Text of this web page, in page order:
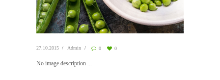
27.10.2015 Admin 0 0
No image description ...